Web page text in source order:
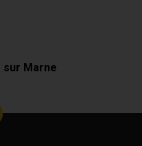
sur Marne